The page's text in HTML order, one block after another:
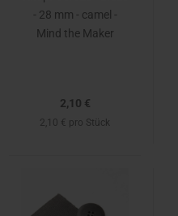
- 28 mm - camel -
Mind the Maker
2,10 €
2,10 € pro Stück